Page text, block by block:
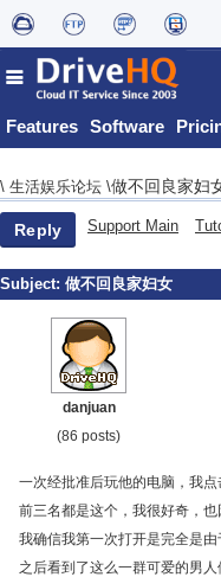
Features Software
\ 生活娱乐论坛 \做不回良家妇
Reply Support Main
Subject: 做不回良家妇女
danjuan
(86 posts)
一次经批准后玩他的电脑，我
前三名都是这个，我很好奇，
我确信我第一次打开是完全是
之后看到了这么一群可爱的男